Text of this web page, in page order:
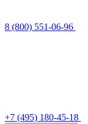
8 (800) 551-06-96
+7 (495) 180-45-18